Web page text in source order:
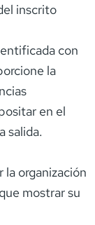
inscrito
con
la
en el
salida.
la organización
mostrar su